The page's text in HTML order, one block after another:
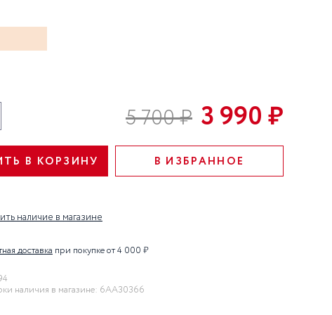
Совершенствование.
5 700 ₽ 3 990 ₽
В ИЗБРАННОЕ
В КОРЗИНУ
наличие в магазине
доставка при покупке от 4 000 ₽
наличия в магазине: 6AA30366